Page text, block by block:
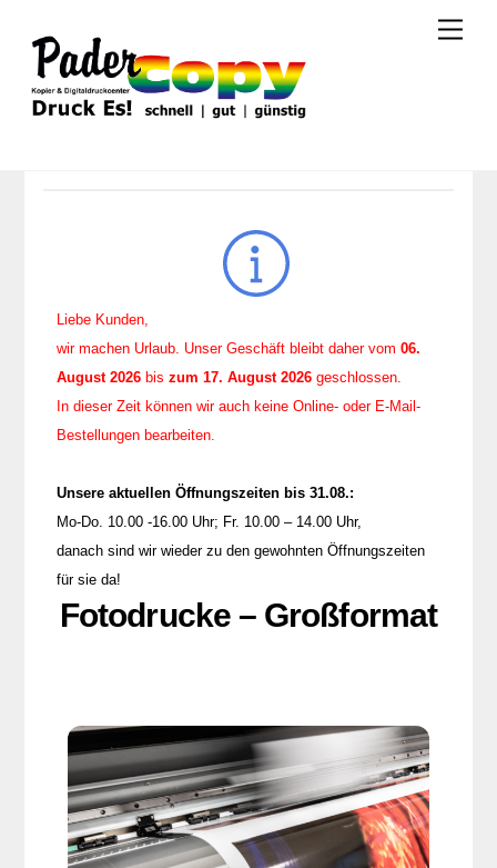
content
Liebe Kunden,
wir machen Urlaub. Unser Geschäft bleibt daher vom06.
August 2026 biszum 17. August 2026 geschlossen.
In dieser Zeit können wir auch keine Online- oder E-Mail-
Bestellungen bearbeiten.
Unsere aktuellen Öffnungszeiten bis 31.08.:
Mo-Do. 10.00 -16.00 Uhr; Fr. 10.00 – 14.00 Uhr,
danach sind wir wieder zu den gewohnten Öffnungszeiten
für sie da!
Fotodrucke – Großformat